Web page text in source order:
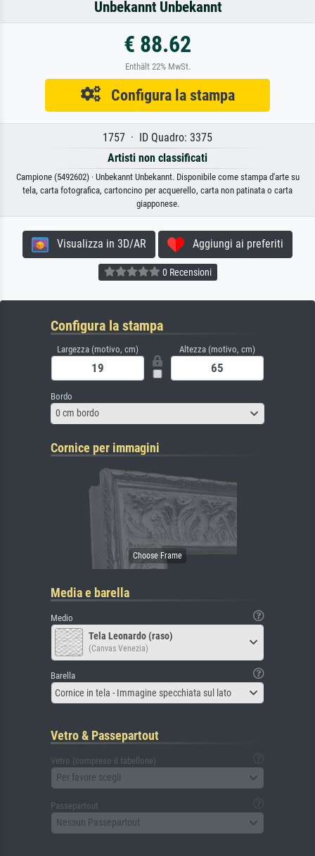
Unbekannt Unbekannt
€ 88.62
Enthält 22% MwSt.
Configura la stampa
1757 · ID Quadro: 3375
Artisti non classificati
Campione (5492602) · Unbekannt Unbekannt. Disponibile come stampa d'arte su
tela, carta fotografica, cartoncino per acquerello, carta non patinata o carta
giapponese.
Visualizza in 3D/AR Aggiungi ai preferiti
0 Recensioni
Configura la stampa
Largezza (motivo, cm) Altezza (motivo, cm)
Bordo
0 cm bordo
Cornice per immagini
Media e barella
Medio
Tela Leonardo (raso)
(Canvas Venezia)
Barella
Cornice in tela - Immagine specchiata sul lato
Vetro & Passepartout
Vetro (compreso il tabellone)
Per favore scegli
Passepartout
Nessun Passepartout